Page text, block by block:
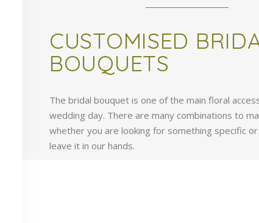
CUSTOMISED
BOUQUETS
The bridal bouquet is one of the main floral
wedding day. There are many combinations to
whether you are looking for something specific
leave it in our hands.